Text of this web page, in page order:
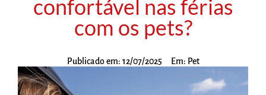
confortável nas férias
com os pets?
Publicado em: 12/07/2025 Em: Pet